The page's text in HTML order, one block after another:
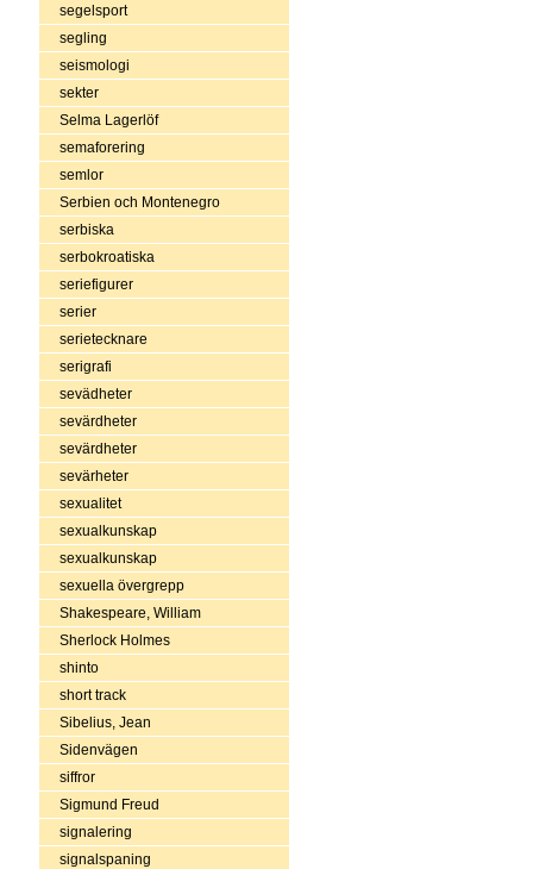
segelsport
segling
seismologi
sekter
Selma Lagerlöf
semaforering
semlor
Serbien och Montenegro
serbiska
serbokroatiska
seriefigurer
serier
serietecknare
serigrafi
sevädheter
sevärdheter
sevärdheter
sevärheter
sexualitet
sexualkunskap
sexualkunskap
sexuella övergrepp
Shakespeare, William
Sherlock Holmes
shinto
short track
Sibelius, Jean
Sidenvägen
siffror
Sigmund Freud
signalering
signalspaning